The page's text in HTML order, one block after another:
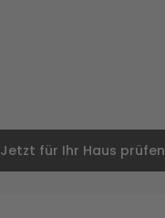
Jetzt für Ihr Haus prüfen